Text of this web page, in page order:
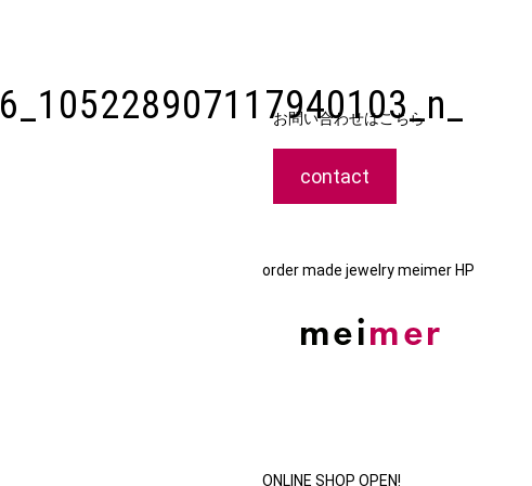
お問い合わせはこちら
contact
order made jewelry meimer HP
ONLINE SHOP OPEN!